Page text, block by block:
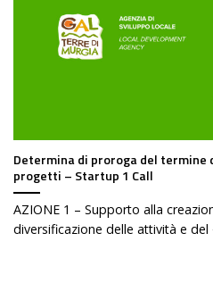
Determina di proroga del termine
progetti – Startup 1 Call
AZIONE 1 – Supporto alla
diversificazione delle attività e